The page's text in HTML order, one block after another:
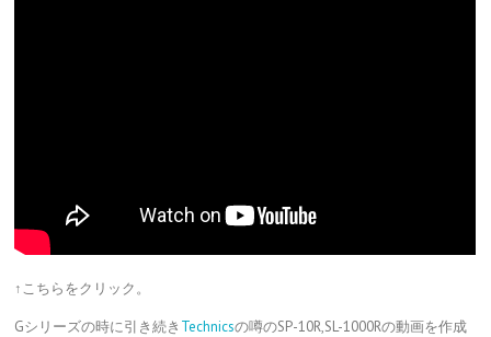
↑こちらをクリック。
Gシリーズの時に引き続き Technicsの噂のSP-10R,SL-1000Rの動画を作成